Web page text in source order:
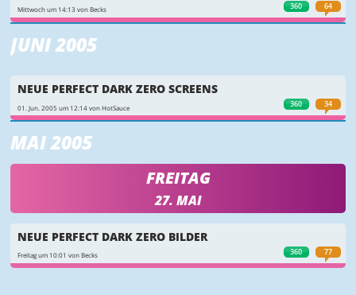
360 64
Mittwoch um 14:13 von Becks
JUNI 2005
360 34
NEUE PERFECT DARK ZERO SCREENS
01. Jun. 2005 um 12:14 von HotSauce
MAI 2005
FREITAG
27. MAI
360 77
NEUE PERFECT DARK ZERO BILDER
Freitag um 10:01 von Becks